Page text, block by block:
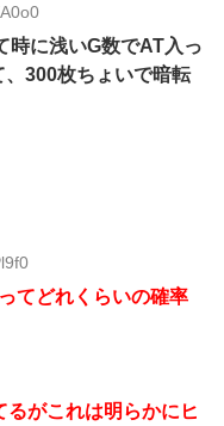
時に浅いG数でAT入っ
300枚ちょいで暗転
てどれくらいの確率
がこれは明らかにヒ